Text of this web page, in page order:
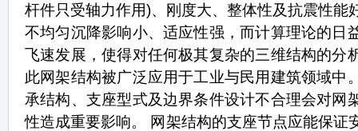
杆件只受轴力作用)、刚度大、整体性及抗震性能
不均匀沉降影响小、适应性强，而计算理论的日
飞速发展，使得对任何极其复杂的三维结构的分
此网架结构被广泛应用于工业与民用建筑领域中
承结构、支座型式及边界条件设计不合理会对网
性造成重要影响。 网架结构的支座节点应能保证